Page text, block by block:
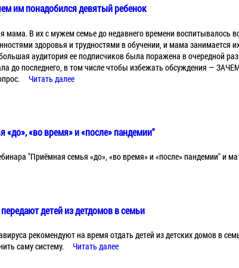
им понадобился девятый ребенок
мама. В их с мужем семье до недавнего времени воспитывалось
здоровья и трудностями в обучении, и мама занимается
аудитория ее подписчиков была поражена в очередной
до последнего, в том числе чтобы избежать обсуждения —
Читать далее
«до», «во время» и «после» пандемии"
"Приёмная семья «до», «во время» и «после» пандемии" и
детей из детдомов в семьи
рекомендуют на время отдать детей из детских домов в
саму систему.
Читать далее